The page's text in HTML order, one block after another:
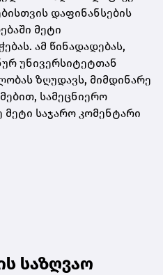
დაფინანსების
მეტი
ამ წინადადებას,
უნივერსიტეტთან
ზღუდავს, მიმდინარე
სამეცნიერო
მეტი საჯარო კომენტარი
საზღვაო